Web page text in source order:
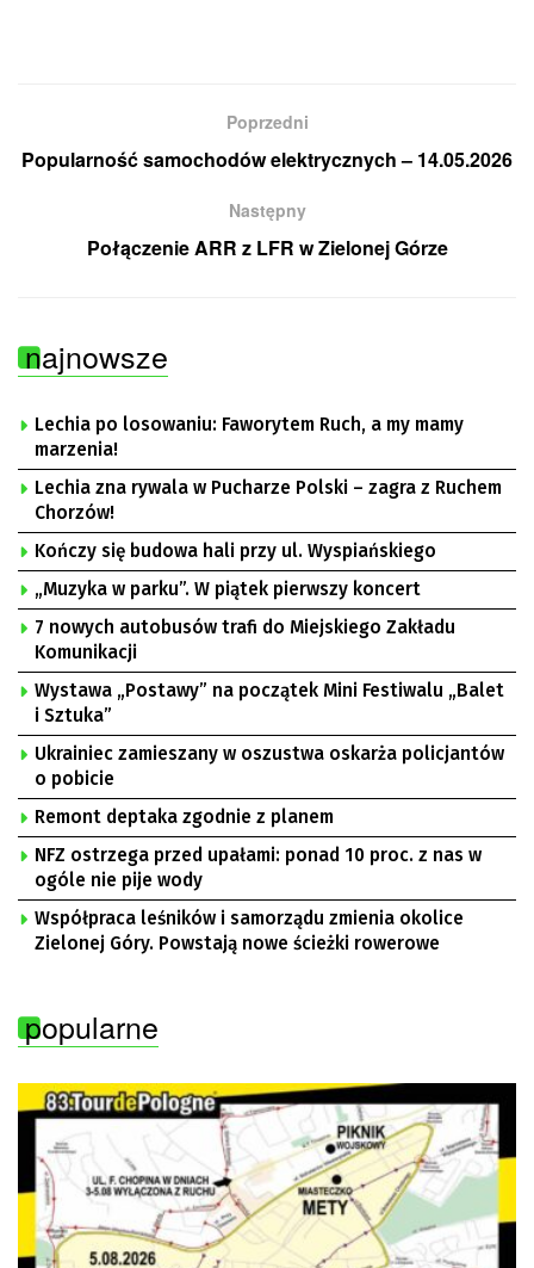
Poprzedni
Popularność samochodów elektrycznych – 14.05.2026
Następny
Połączenie ARR z LFR w Zielonej Górze
najnowsze
Lechia po losowaniu: Faworytem Ruch, a my mamy
marzenia!
Lechia zna rywala w Pucharze Polski – zagra z Ruchem
Chorzów!
Kończy się budowa hali przy ul. Wyspiańskiego
„Muzyka w parku”. W piątek pierwszy koncert
7 nowych autobusów trafi do Miejskiego Zakładu
Komunikacji
Wystawa „Postawy” na początek Mini Festiwalu „Balet
i Sztuka”
Ukrainiec zamieszany w oszustwa oskarża policjantów
o pobicie
Remont deptaka zgodnie z planem
NFZ ostrzega przed upałami: ponad 10 proc. z nas w
ogóle nie pije wody
Współpraca leśników i samorządu zmienia okolice
Zielonej Góry. Powstają nowe ścieżki rowerowe
popularne